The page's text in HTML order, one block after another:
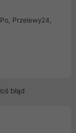
Przelewy24,
błąd